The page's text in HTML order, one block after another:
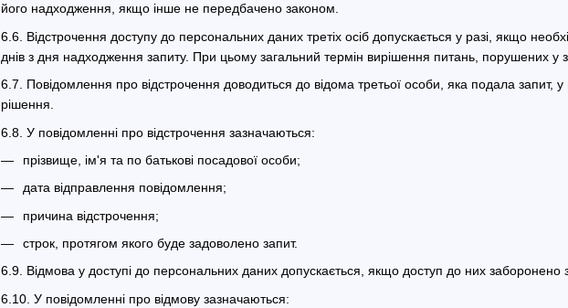
його надходження, якщо інше не передбачено законом.
6.6. Відстрочення доступу до персональних даних третіх осіб допускається у разі, якщо
днів з дня надходження запиту. При цьому загальний термін вирішення питань, порушених у
6.7. Повідомлення про відстрочення доводиться до відома третьої особи, яка подала запит,
рішення.
6.8. У повідомленні про відстрочення зазначаються:
прізвище, ім'я та по батькові посадової особи;
дата відправлення повідомлення;
причина відстрочення;
строк, протягом якого буде задоволено запит.
6.9. Відмова у доступі до персональних даних допускається, якщо доступ до них заборонено
6.10. У повідомленні про відмову зазначаються: